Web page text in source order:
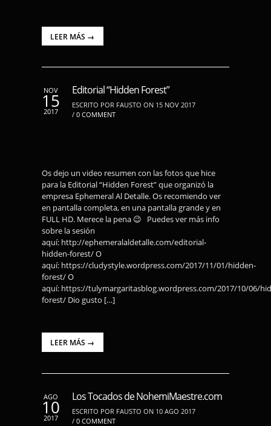
LEER MÁS →
NOV
15
2017
Editorial “Hidden Forest”
ESCRITO POR FAUSTO ON 15 NOV 2017
/ 0 COMMENT
Os dejo un video resumen con las fotos que hice
para la Editorial “Hidden Forest” que organizó la
empresa Ephemeral Al Detalle. Os recomiendo ver
en pantalla completa, en una pantalla grande y en
FULL HD. Merece la pena 😉 Puedes ver más info
sobre la sesión
aquí: http://ephemeralaldetalle.com/editorial-
hidden-forest/ O
aquí: https://cludystyle.wordpress.com/2017/11/01/hidden-
forest/ O
aquí: https://tulymargaritasblog.wordpress.com/2017/10/06/
forest/ Dio gusto […]
LEER MÁS →
AGO
10
2017
Los Tocados de NohemiMaestre.com
ESCRITO POR FAUSTO ON 10 AGO 2017
/ 0 COMMENT